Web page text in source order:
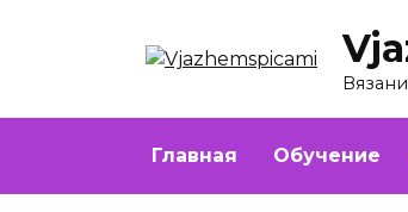
Главная Обучение